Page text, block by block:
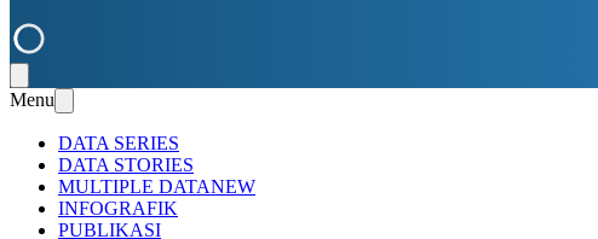
Menu
DATA SERIES
DATA STORIES
MULTIPLE DATANEW
INFOGRAFIK
PUBLIKASI